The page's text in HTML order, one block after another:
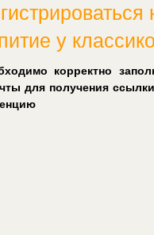
у
корректно
для получения